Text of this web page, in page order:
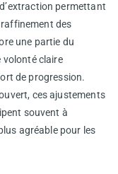
permettant
des
une partie du
volonté claire
de progression.
ces ajustements
souvent à
agréable pour les